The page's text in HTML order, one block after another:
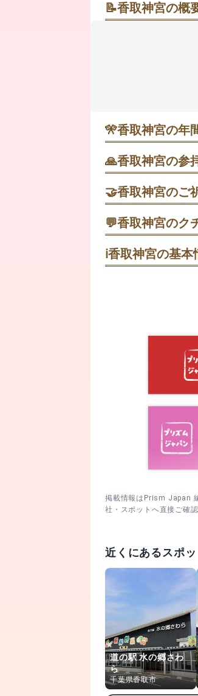
📝香取神宮の概
🎌香取神宮の年
時間や場所が一時的
要約2時間。行列が
ます。開催年は市の
🙏香取神宮の参
かう。
第1駐車場に停めた
本宮参拝のあと奥宮
拝殿に参拝後、進
本宮参拝→御朱印→
🤝香取神宮のご
個人祈祷｜厄除け・
で、目安30分ほど。
お宮参り祈祷
お宮参り祈祷｜初
ベビードレスの貸出
💬香取神宮のク
ℹ️香取神宮の基本
掲載情報はPrism Japan
社・スポットへ直接ご確認
近くにあるスポッ
道の駅 水の郷さわ
ら
千葉県香取市